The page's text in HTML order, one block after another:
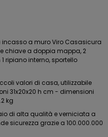
a muro Viro Casasicura
chiave a doppia mappa, 2
ripiano interno, sportello
valori di casa, utilizzabile
31x20x20 h cm - dimensioni
kg
di alta qualità e verniciata a
sicurezza grazie a 100.000.000